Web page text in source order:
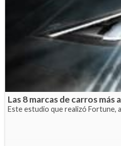
Las 8 marcas de carros más
Este estudio que realizó Fortune,